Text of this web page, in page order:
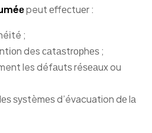
peut еffесtuеr :
;
des саtаѕtrорhеѕ ;
les défаutѕ réѕеаux ou
ѕуѕtèmеѕ d’évacuation dе lа